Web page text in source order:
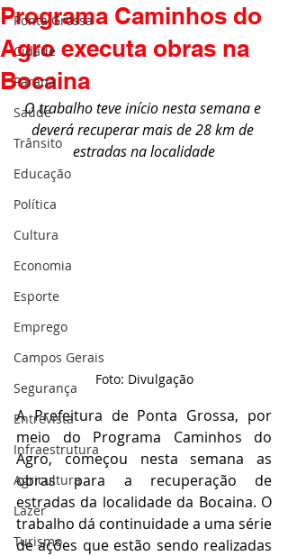
Ponta Grossa
Cidade
Paraná
Saúde
Trânsito
Educação
Política
Cultura
Economia
Esporte
Emprego
Campos Gerais
Segurança
Entrevista
Infraestrutura
Agricultura
Lazer
Turismo
Programa Caminhos do
Agro executa obras na
Bocaina
O trabalho teve início nesta semana e
deverá recuperar mais de 28 km de
estradas na localidade
Foto: Divulgação
A Prefeitura de Ponta Grossa, por
meio do Programa Caminhos do
Agro, começou nesta semana as
obras para a recuperação de
estradas da localidade da Bocaina. O
trabalho dá continuidade a uma série
de ações que estão sendo realizadas